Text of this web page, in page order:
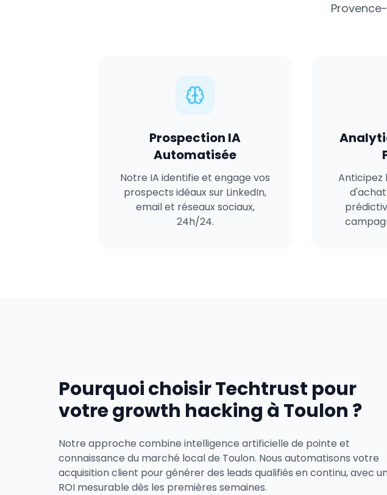
Prospection IA
Automatisée
Notre IA identifie et engage vos
prospects idéaux sur LinkedIn,
email et réseaux sociaux,
24h/24.
Anticipez
Pourquoi choisir Techtrust pour
votre growth hacking à Toulon ?
Notre approche combine intelligence artificielle de pointe et
connaissance du marché local de Toulon. Nous automatisons votre
acquisition client pour générer des leads qualifiés en continu, avec
ROI mesurable dès les premières semaines.